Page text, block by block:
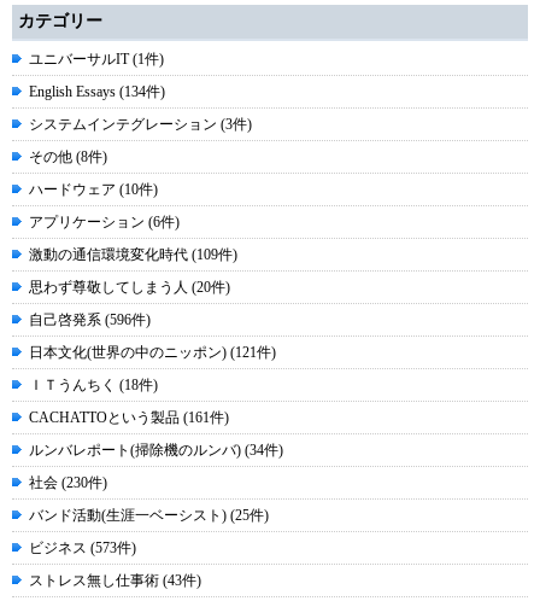
カテゴリー
ユニバーサルIT (1件)
English Essays (134件)
システムインテグレーション (3件)
その他 (8件)
ハードウェア (10件)
アプリケーション (6件)
激動の通信環境変化時代 (109件)
思わず尊敬してしまう人 (20件)
自己啓発系 (596件)
日本文化(世界の中のニッポン) (121件)
ＩＴうんちく (18件)
CACHATTOという製品 (161件)
ルンバレポート(掃除機のルンバ) (34件)
社会 (230件)
バンド活動(生涯一ベーシスト) (25件)
ビジネス (573件)
ストレス無し仕事術 (43件)